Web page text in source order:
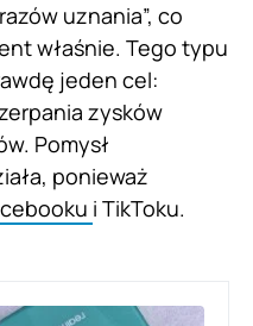
uznania”, co
właśnie. Tego typu
jeden cel:
zysków
Pomysł
ponieważ
i TikToku.